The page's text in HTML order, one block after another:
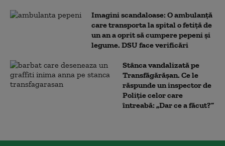
Imagini scandaloase: O ambulanță
care transporta la spital o fetiță de
un an a oprit să cumpere pepeni și
legume. DSU face verificări
Stânca vandalizată pe
Transfăgărășan. Ce le
răspunde un inspector de
Poliție celor care
întreabă: „Dar ce a făcut?”